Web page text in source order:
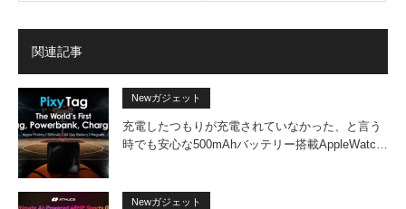
関連記事
Newガジェット
充電したつもりが充電されていなかった、と言う
時でも安心な500mAhバッテリー搭載AppleWatc…
Newガジェット